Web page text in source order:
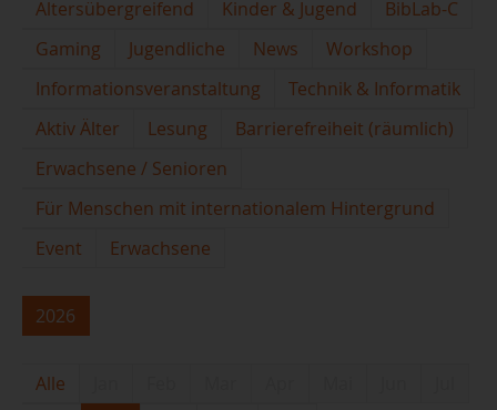
Altersübergreifend
Kinder & Jugend
BibLab-C
Gaming
Jugendliche News
Workshop
Informationsveranstaltung
Technik & Informatik
Aktiv Älter
Lesung
Barrierefreiheit (räumlich)
Erwachsene / Senioren
Für Menschen mit internationalem Hintergrund
Event
Erwachsene
2026
Alle